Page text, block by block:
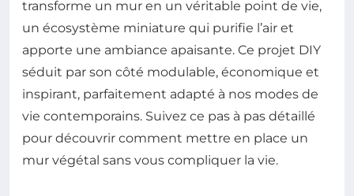
transforme un mur en un véritable point de vie,
un écosystème miniature qui purifie l’air et
apporte une ambiance apaisante. Ce projet DIY
séduit par son côté modulable, économique et
inspirant, parfaitement adapté à nos modes de
vie contemporains. Suivez ce pas à pas détaillé
pour découvrir comment mettre en place un
mur végétal sans vous compliquer la vie.